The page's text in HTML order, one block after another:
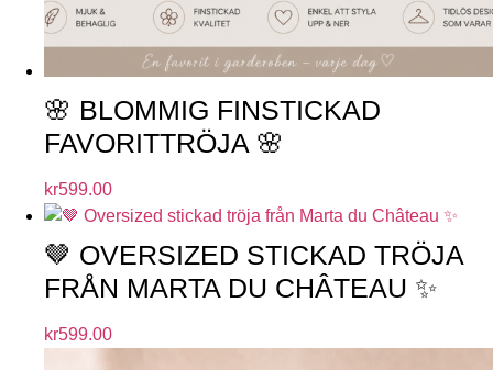
🌸 BLOMMIG FINSTICKAD
FAVORITTRÖJA 🌸
kr599.00
🤎 OVERSIZED STICKAD TRÖJA
FRÅN MARTA DU CHÂTEAU ✨
kr599.00